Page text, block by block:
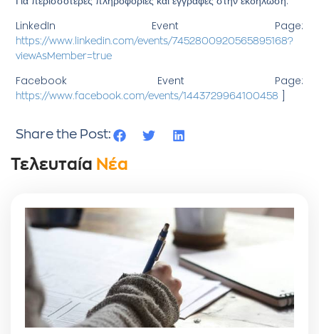
LinkedIn Event Page:
https://www.linkedin.com/events/7452800920565895168?
viewAsMember=true
Facebook Event Page:
https://www.facebook.com/events/1443729964100458 ]
Share the Post:
Τελευταία Νέα